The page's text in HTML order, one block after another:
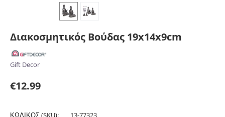
Διακοσμητικός Βούδας 19x14x9cm
Gift Decor
€12.99
ΚΩΔΙΚΟΣ (SKU):
13-77323